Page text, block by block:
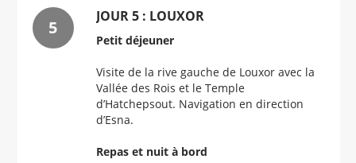
JOUR 5 : LOUXOR
Petit déjeuner
Visite de la rive gauche de Louxor avec la
Vallée des Rois et le Temple
d’Hatchepsout. Navigation en direction
d’Esna.
Repas et nuit à bord